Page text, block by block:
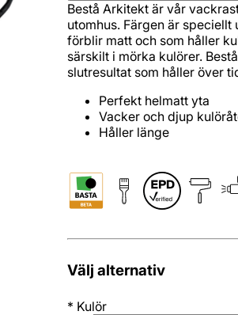
Bestå Arkitekt är vår
utomhus. Färgen är
förblir matt och som håller
särskilt i mörka kulörer.
slutresultat som håller över
Perfekt helmatt yta
Vacker och djup
Håller länge
Välj alternativ
* Kulör